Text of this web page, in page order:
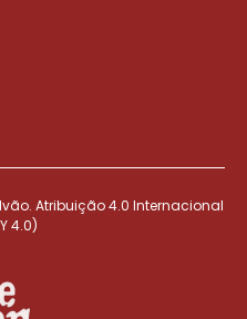
Atribuição 4.0 Internacional
4.0)